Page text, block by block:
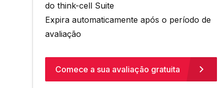
do think-cell Suite
Expira automaticamente após o período de
avaliação
Comece a sua avaliação gratuita